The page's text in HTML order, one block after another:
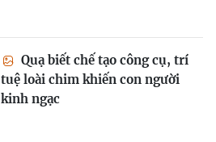
Quạ biết chế tạo công cụ, trí
tuệ loài chim khiến con người
kinh ngạc